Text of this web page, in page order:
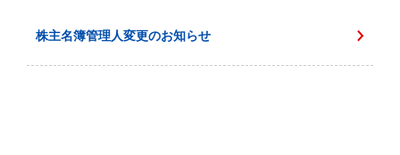
株主名簿管理人変更のお知らせ